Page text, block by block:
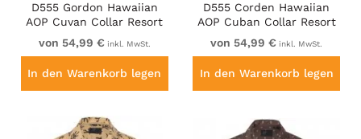
D555 Gordon Hawaiian
AOP Cuvan Collar Resort
Short Sleeve Black
von 54,99 € inkl. MwSt.
In den Warenkorb legen
D555 Corden Hawaiian
AOP Cuban Collar Resort
Short Sleeve Navy
von 54,99 € inkl. MwSt.
In den Warenkorb legen